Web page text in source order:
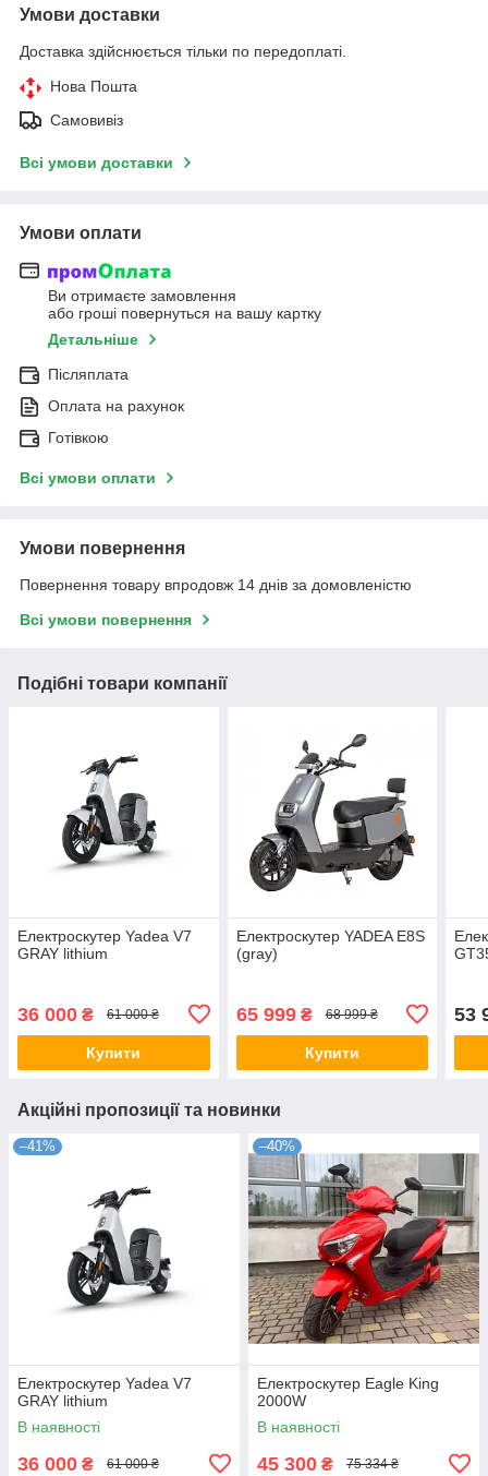
Умови доставки
Доставка здійснюється тільки по передоплаті.
Нова Пошта
Самовивіз
Всі умови доставки
Умови оплати
Ви отримаєте замовлення
або гроші повернуться на вашу картку
Детальніше
Післяплата
Оплата на рахунок
Готівкою
Всі умови оплати
Умови повернення
Повернення товару впродовж 14 днів за домовленістю
Всі умови повернення
Подібні товари компанії
Електроскутер Yadea V7
GRAY lithium
36 000 ₴ 61 000 ₴
Купити
Електроскутер YADEA E8S
(gray)
65 999₴ 68 999 ₴
Купити
53
Акційні пропозиції та новинки
–41%
Електроскутер Yadea V7
GRAY lithium
В наявності
36 000 ₴ 61 000 ₴
–40%
Електроскутер Eagle King
2000W
В наявності
45 300 ₴ 75 334 ₴